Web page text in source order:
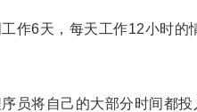
6天，每天工作12小时的
将自己的大部分时间都投